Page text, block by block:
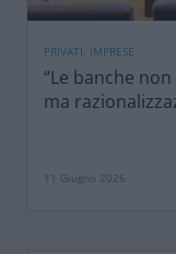
PRIVATI, IMPRESE
“Le banche
ma
11 Giugno 2026